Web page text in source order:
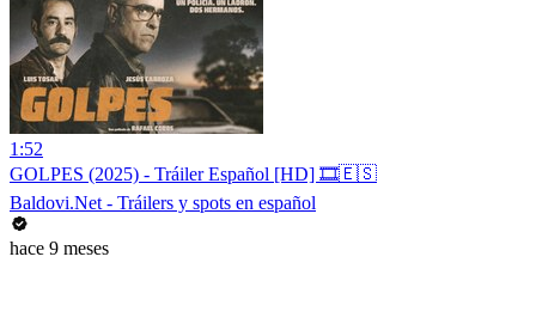
1:52
GOLPES (2025) - Tráiler Español [HD] 🎞️🇪🇸
Baldovi.Net - Tráilers y spots en español
hace 9 meses